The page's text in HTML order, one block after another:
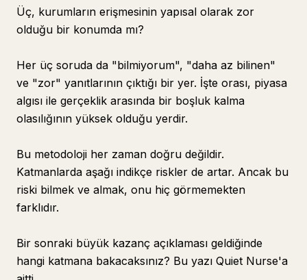
Üç, kurumların erişmesinin yapısal olarak zor
olduğu bir konumda mı?
Her üç soruda da "bilmiyorum", "daha az bilinen"
ve "zor" yanıtlarının çıktığı bir yer. İşte orası, piyasa
algısı ile gerçeklik arasında bir boşluk kalma
olasılığının yüksek olduğu yerdir.
Bu metodoloji her zaman doğru değildir.
Katmanlarda aşağı indikçe riskler de artar. Ancak bu
riski bilmek ve almak, onu hiç görmemekten
farklıdır.
Bir sonraki büyük kazanç açıklaması geldiğinde
hangi katmana bakacaksınız? Bu yazı Quiet Nurse'a